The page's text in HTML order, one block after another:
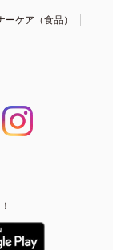
ーケア（食品）